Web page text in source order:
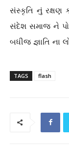
સંસ્કૃતિ નું રક્ષણ
સંદેશ સમાજ ને
બધીજ જ્ઞાતિ ના
TAGS flash